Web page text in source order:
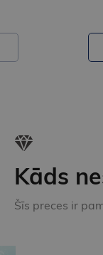
Kāds
Šīs preces ir